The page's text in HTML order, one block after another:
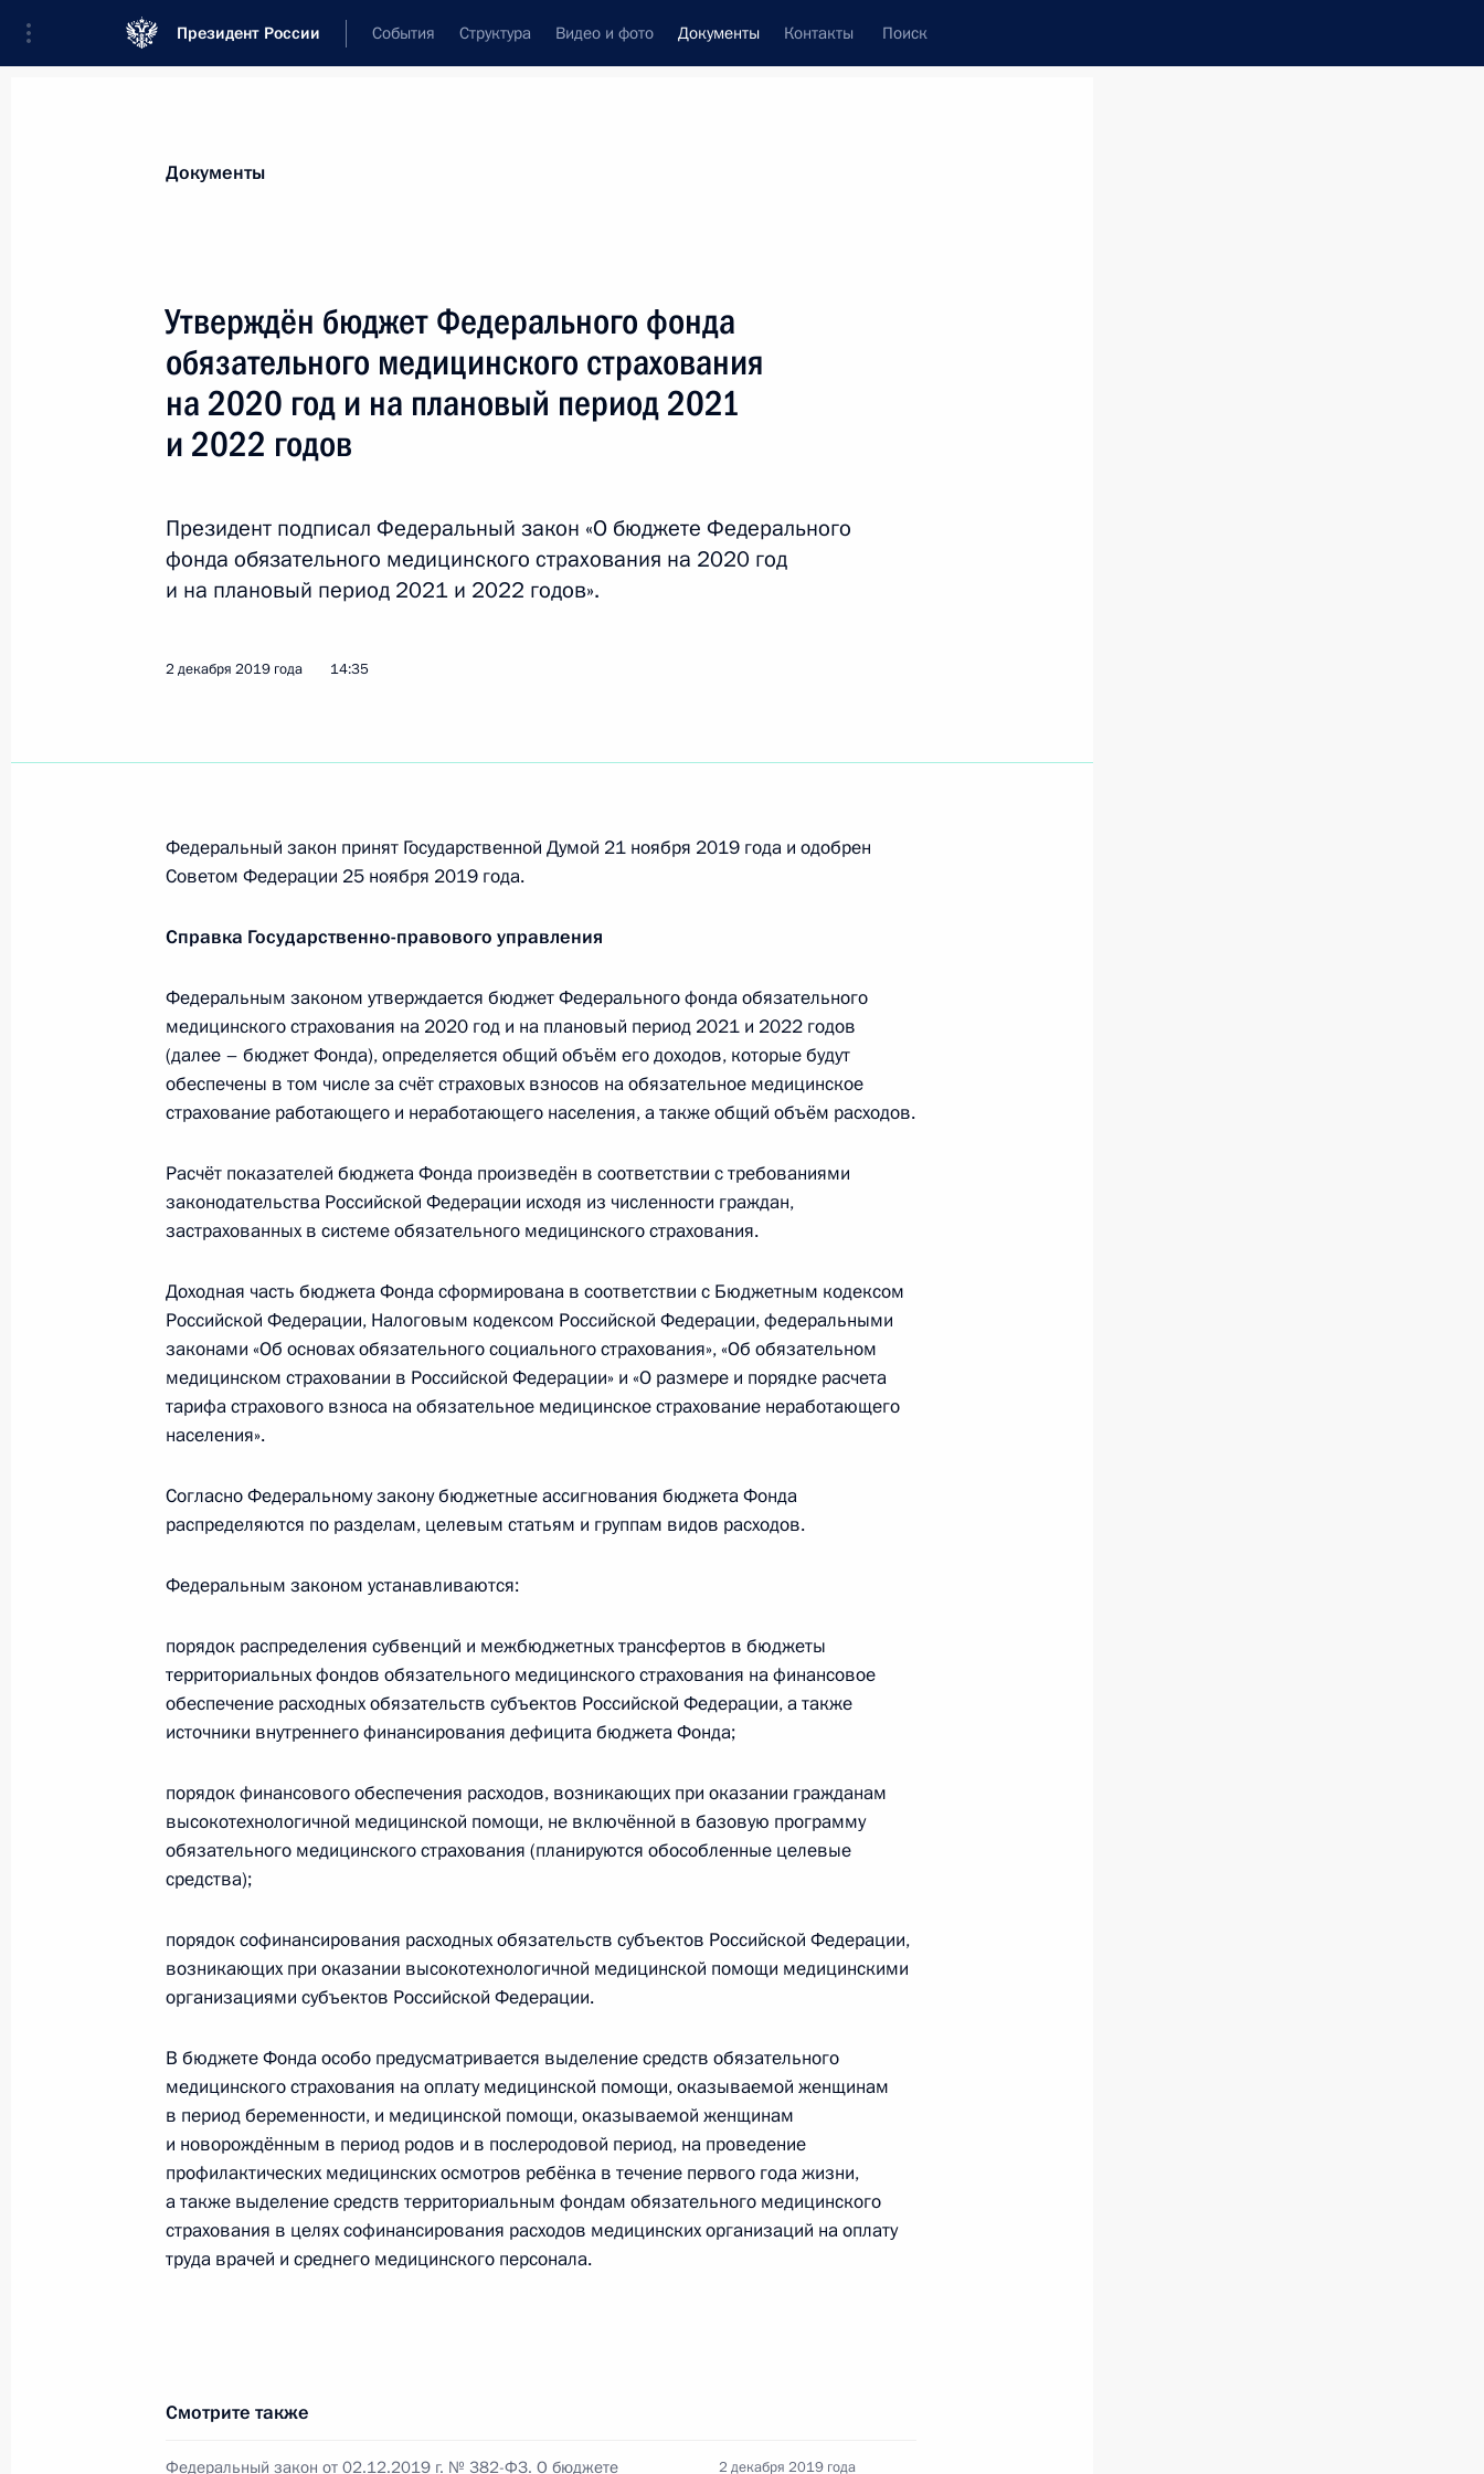
Президент России События Структура Видео и фото Документы Контакты Поиск
12 декабря 2019 года, 18:15
10 декабря 2019 года, вторник
и благотворительной деятельности
10 декабря 2019 года, 14:00
2 декабря 2019 года, понедельник
Внесены изменения в закон о федеральном бюджете на 2019 год и на плановый
Подписан закон о федеральном бюджете на 2020 год и на плановый период 2021
и 2022 годов
2 декабря 2019 года, 15:55
Законом установлены цели и способы пресечения нахождения беспилотников
2 декабря 2019 года, 15:50
Внесены изменения в закон о порядке формирования Совета Федерации
2 декабря 2019 года, 15:45
Законом предусматривается корректировка бюджета Пенсионного фонда
2 декабря 2019 года, 15:40
Внесены изменения в закон о валютном регулировании и валютном контроле
2 декабря 2019 года, 15:35
Законом определено понятие «практическая подготовка обучающихся»
2 декабря 2019 года, 15:30
Установлена ответственность за невыполнение обязанностей, предусмотренных при
сборе персональных данных
2 декабря 2019 года, 15:25
В законодательство внесены изменения, касающиеся иностранных СМИ,
выполняющих функции иностранного агента
2 декабря 2019 года, 15:20
Внесены изменения в отдельные законодательные акты в части противодействия
Документы
Утверждён бюджет Федерального фонда
обязательного медицинского страхования
на 2020 год и на плановый период 2021
и 2022 годов
Президент подписал Федеральный закон «О бюджете Федерального
фонда обязательного медицинского страхования на 2020 год
и на плановый период 2021 и 2022 годов».
2 декабря 2019 года 14:35
Федеральный закон принят Государственной Думой 21 ноября 2019 года и одобрен
Советом Федерации 25 ноября 2019 года.
Справка Государственно-правового управления
Федеральным законом утверждается бюджет Федерального фонда обязательного
медицинского страхования на 2020 год и на плановый период 2021 и 2022 годов
(далее – бюджет Фонда), определяется общий объём его доходов, которые будут
обеспечены в том числе за счёт страховых взносов на обязательное медицинское
страхование работающего и неработающего населения, а также общий объём расходов.
Расчёт показателей бюджета Фонда произведён в соответствии с требованиями
законодательства Российской Федерации исходя из численности граждан,
застрахованных в системе обязательного медицинского страхования.
Доходная часть бюджета Фонда сформирована в соответствии с Бюджетным кодексом
Российской Федерации, Налоговым кодексом Российской Федерации, федеральными
законами «Об основах обязательного социального страхования», «Об обязательном
медицинском страховании в Российской Федерации» и «О размере и порядке расчета
тарифа страхового взноса на обязательное медицинское страхование неработающего
населения».
Согласно Федеральному закону бюджетные ассигнования бюджета Фонда
распределяются по разделам, целевым статьям и группам видов расходов.
Федеральным законом устанавливаются:
порядок распределения субвенций и межбюджетных трансфертов в бюджеты
территориальных фондов обязательного медицинского страхования на финансовое
обеспечение расходных обязательств субъектов Российской Федерации, а также
источники внутреннего финансирования дефицита бюджета Фонда;
порядок финансового обеспечения расходов, возникающих при оказании гражданам
высокотехнологичной медицинской помощи, не включённой в базовую программу
обязательного медицинского страхования (планируются обособленные целевые
средства);
порядок софинансирования расходных обязательств субъектов Российской Федерации,
возникающих при оказании высокотехнологичной медицинской помощи медицинскими
организациями субъектов Российской Федерации.
В бюджете Фонда особо предусматривается выделение средств обязательного
медицинского страхования на оплату медицинской помощи, оказываемой женщинам
в период беременности, и медицинской помощи, оказываемой женщинам
и новорождённым в период родов и в послеродовой период, на проведение
профилактических медицинских осмотров ребёнка в течение первого года жизни,
а также выделение средств территориальным фондам обязательного медицинского
страхования в целях софинансирования расходов медицинских организаций на оплату
труда врачей и среднего медицинского персонала.
Смотрите также
Федеральный закон от 02.12.2019 г. № 382-ФЗ. О бюджете
2 декабря 2019 года